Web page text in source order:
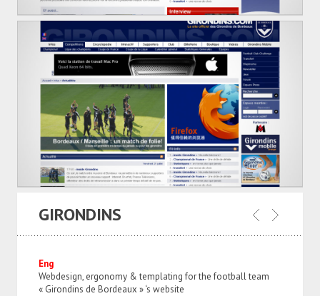
GIRONDINS
Eng
Webdesign, ergonomy & templating for the football team
« Girondins de Bordeaux » ‘s website